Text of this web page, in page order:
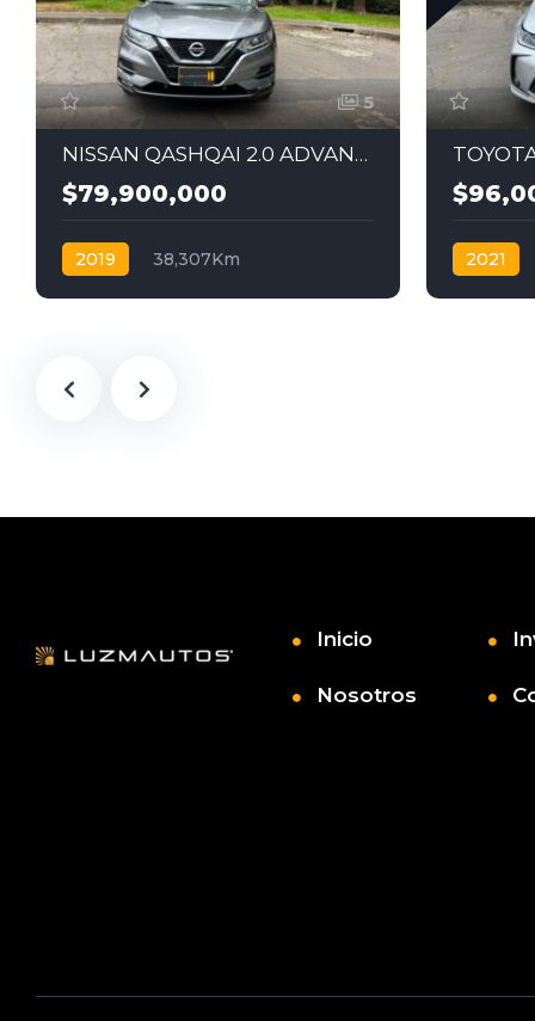
5
NISSAN QASHQAI 2.0 ADVANCE 2019
$79,900,000
2019
38,307Km
2021
Inicio
Nosotros